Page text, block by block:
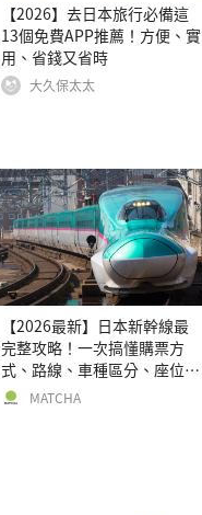
【2026】去日本旅行必備這
13個免費APP推薦！方便、實
用、省錢又省時
大久保太太
【2026最新】日本新幹線最
完整攻略！一次搞懂購票方
式、路線、車種區分、座位選
擇、搭乘方式
MATCHA